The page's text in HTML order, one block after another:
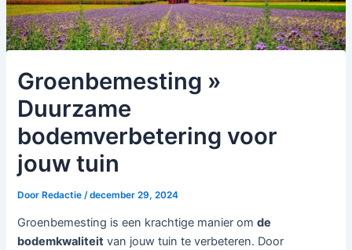
Groenbemesting »
Duurzame
bodemverbetering voor
jouw tuin
DoorRedactie /december 29, 2024
Groenbemesting is een krachtige manier omde
bodemkwaliteit van jouw tuin te verbeteren. Door